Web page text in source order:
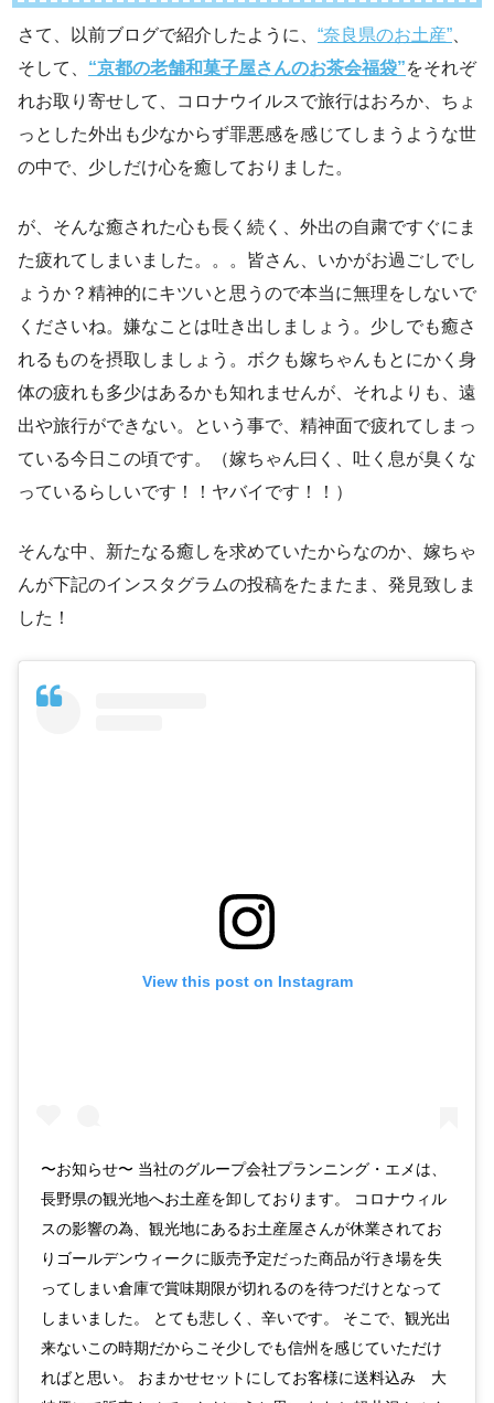
さて、以前ブログで紹介したように、 “奈良県のお土産”
そして、 “京都の老舗和菓子屋さんのお茶会福袋”をそれぞ
れお取り寄せして、コロナウイルスで旅行はおろか、ちょ
っとした外出も少なからず罪悪感を感じてしまうような世
の中で、少しだけ心を癒しておりました。
が、そんな癒された心も長く続く、外出の自粛ですぐにま
た疲れてしまいました。。。皆さん、いかがお過ごしでし
ょうか？精神的にキツいと思うので本当に無理をしないで
くださいね。嫌なことは吐き出しましょう。少しでも癒さ
れるものを摂取しましょう。ボクも嫁ちゃんもとにかく身
体の疲れも多少はあるかも知れませんが、それよりも、遠
出や旅行ができない。という事で、精神面で疲れてしまっ
ている今日この頃です。（嫁ちゃん曰く、吐く息が臭くな
っているらしいです！！ヤバイです！！）
そんな中、新たなる癒しを求めていたからなのか、嫁ちゃ
んが下記のインスタグラムの投稿をたまたま、発見致しま
した！
View this post on Instagram
〜お知らせ〜 当社のグループ会社プランニング・エメは、
長野県の観光地へお土産を卸しております。 コロナウィル
スの影響の為、観光地にあるお土産屋さんが休業されてお
りゴールデンウィークに販売予定だった商品が行き場を失
ってしまい倉庫で賞味期限が切れるのを待つだけとなって
しまいました。 とても悲しく、辛いです。 そこで、観光出
来ないこの時期だからこそ少しでも信州を感じていただけ
ればと思い。 おまかせセットにしてお客様に送料込み 大